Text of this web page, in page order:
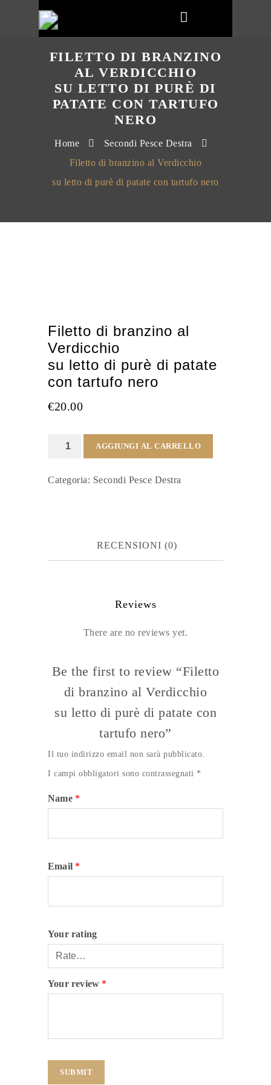
FILETTO DI BRANZINO
AL VERDICCHIO
SU LETTO DI PURÈ DI
PATATE CON TARTUFO
NERO
Home
Secondi Pesce Destra
Filetto di branzino al Verdicchio
su letto di purè di patate con tartufo nero
Filetto di branzino al
Verdicchio
su letto di purè di patate
con tartufo nero
€20.00
Filetto
branzino
letto
tartufo
nero
quantità
AGGIUNGI AL CARRELLO
Categoria: Secondi Pesce Destra
RECENSIONI (0)
Reviews
There are no reviews yet.
Be the first to review “Filetto
di branzino al Verdicchio
su letto di purè di patate con
tartufo nero”
Il tuo indirizzo email non sarà pubblicato.
I campi obbligatori sono contrassegnati *
Name *
Email *
Your rating
Your review *